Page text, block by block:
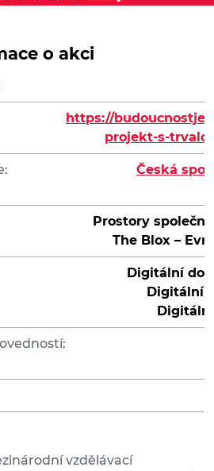
o akci
https://
projekt-s-
Česká
Prostory
The Blox –
Digitální
Digitální
vzdělávací